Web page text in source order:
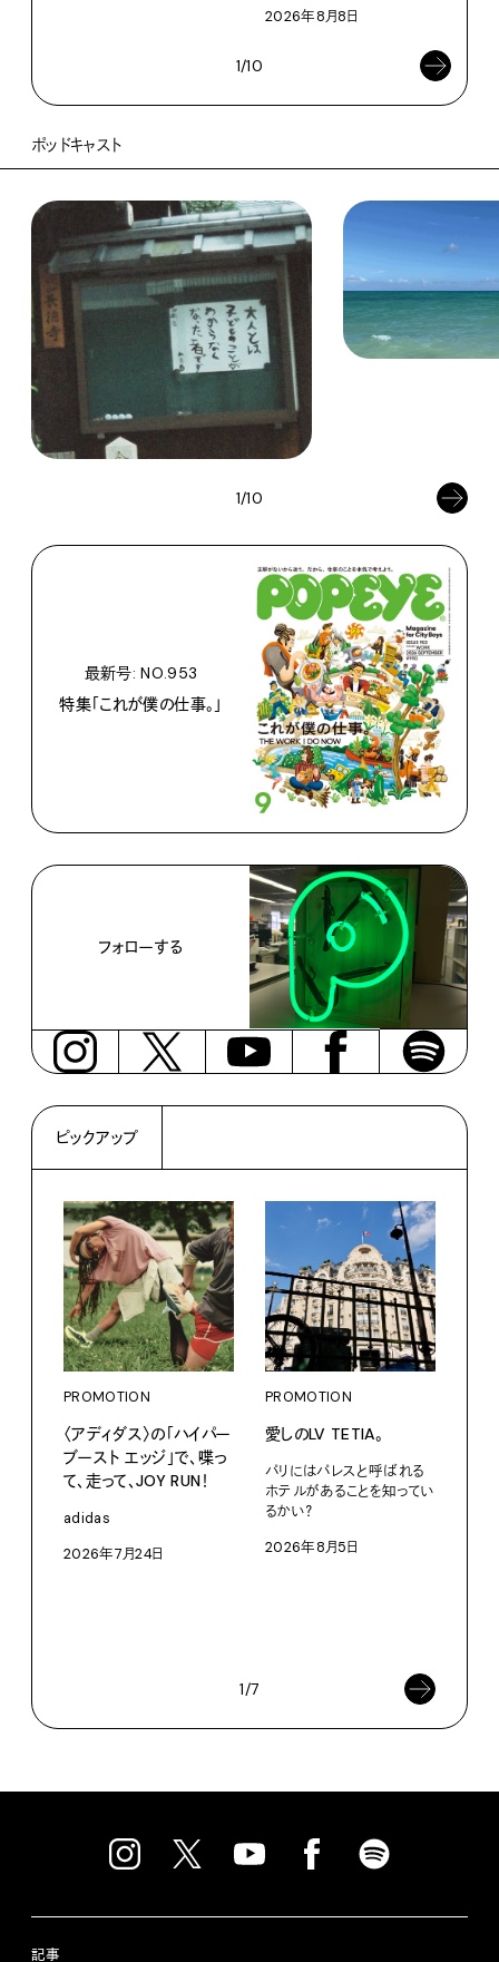
2026年8月8日
1/10
ポッドキャスト
1/10
最新号: NO.953
特集「これが僕の仕事。」
フォローする
ピックアップ
PROMOTION
〈アディダス〉の「ハイパー
ブースト エッジ」で、喋っ
て、走って、JOY RUN！
adidas
2026年7月24日
PROMOTION
愛しのLV TETIA。
パリにはパレスと呼ばれる
ホテルがあることを知ってい
るかい？
2026年8月5日
1/7
記事